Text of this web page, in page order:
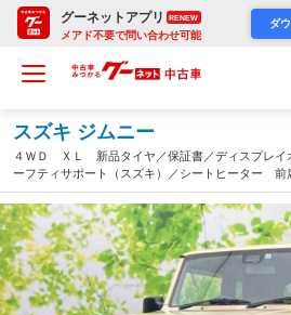
グーネットアプリ RENEW
メアド不要で問い合わせ可能
ダ
スズキ ジムニー
４ＷＤ ＸＬ 新品タイヤ／保証書／ディスプレイ
ーフティサポート（スズキ）／シートヒーター 前
止支援システム／Ｂｌｕｅｔｏｏｔｈ接続／ＡＢＳ
置／禁煙車／エアバッグ サイド（熊本県）